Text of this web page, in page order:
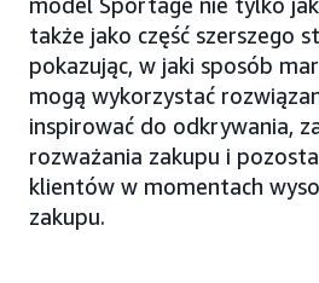
także jako część szerszego
pokazując, w jaki sposób
mogą wykorzystać
inspirować do odkrywania,
rozważania zakupu i
klientów w momentach
zakupu.